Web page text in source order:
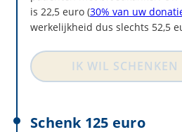
is 22,5 euro (30% van uw
werkelijkheid dus slechts 52,5
IK WIL SCHENKEN
Schenk 125 euro